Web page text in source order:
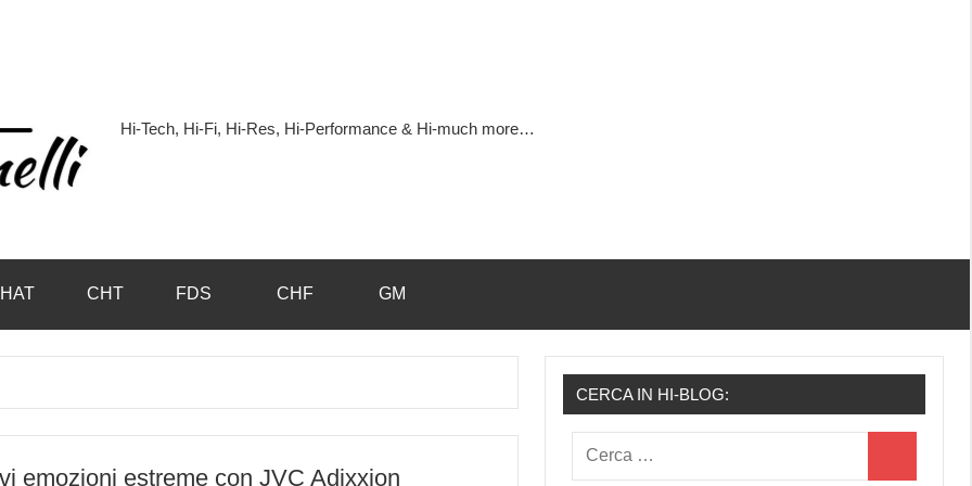
by
Andrea
Bassanelli
Hi-Tech, Hi-Fi, Hi-Res, Hi-Performance & Hi-much more…
CHT FDS CHF GM
emozioni estreme con JVC Adixxion
CERCA IN HI-BLOG:
Ricerca
per: